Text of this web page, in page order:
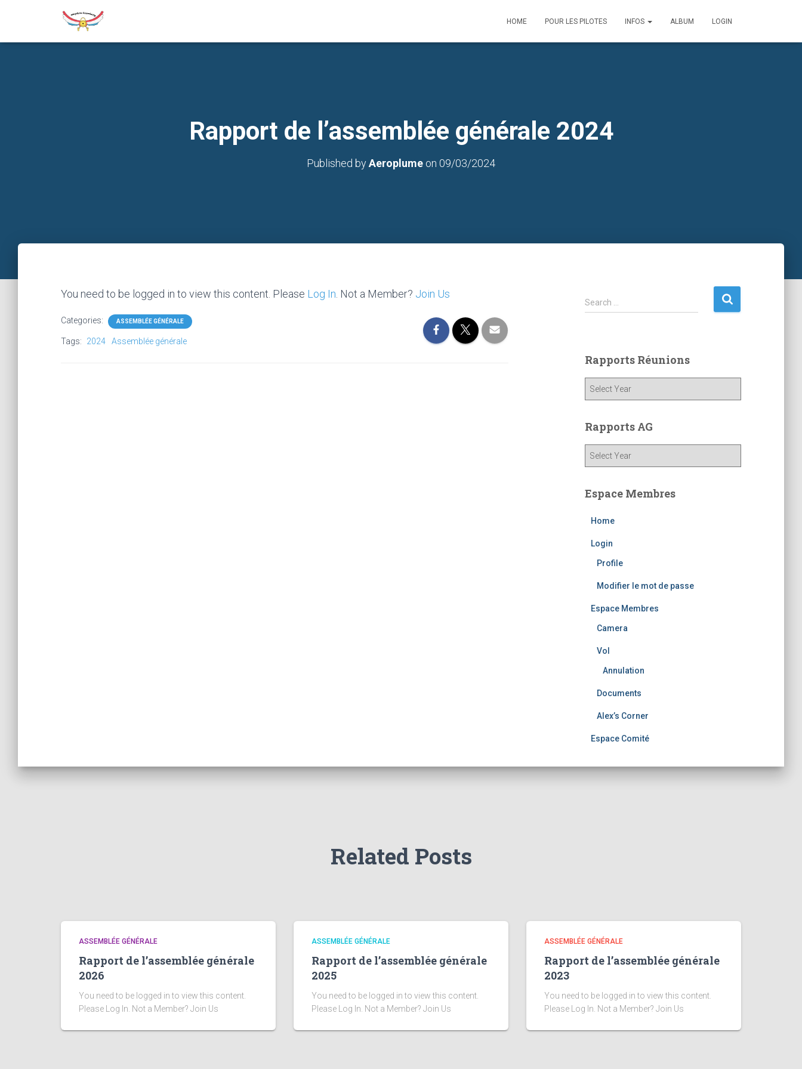
HOME POUR LES PILOTES INFOS ALBUM LOGIN
Rapport de l’assemblée générale 2024
Published byAeroplume on 09/03/2024
You need to be logged in to view this content. Please Log In . Not a Member? Join Us
Categories: ASSEMBLÉE GÉNÉRALE
Tags: 2024 Assemblée générale
S
e
h
f
r
Search …
Rapports Réunions
Rapports AG
Espace Membres
Home
Login
Profile
Modifier le mot de passe
Espace Membres
Camera
Vol
Annulation
Documents
Alex’s Corner
Espace Comité
Related Posts
ASSEMBLÉE GÉNÉRALE
Rapport de l’assemblée générale
2026
You need to be logged in to view this content.
Please Log In. Not a Member? Join Us
ASSEMBLÉE GÉNÉRALE
Rapport de l’assemblée générale
2025
You need to be logged in to view this content.
Please Log In. Not a Member? Join Us
ASSEMBLÉE GÉNÉRALE
Rapport de l’assemblée générale
2023
You need to be logged in to view this content.
Please Log In. Not a Member? Join Us